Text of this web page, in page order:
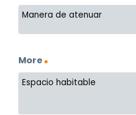
Manera de atenuar
More
Espacio habitable